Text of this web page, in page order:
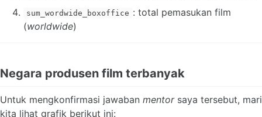
sum_wordwide_boxoffice : total pemasukan film
(worldwide)
Negara produsen film terbanyak
Untuk mengkonfirmasi jawaban mentorsaya tersebut, mari
kita lihat grafik berikut ini: